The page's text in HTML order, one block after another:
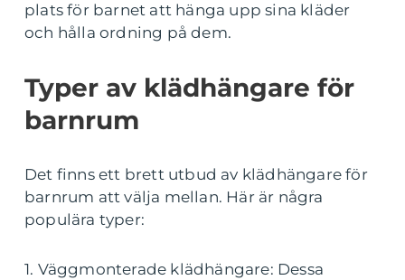
plats för barnet att hänga upp sina kläder
och hålla ordning på dem.
Typer av klädhängare för
barnrum
Det finns ett brett utbud av klädhängare för
barnrum att välja mellan. Här är några
populära typer:
1. Väggmonterade klädhängare: Dessa